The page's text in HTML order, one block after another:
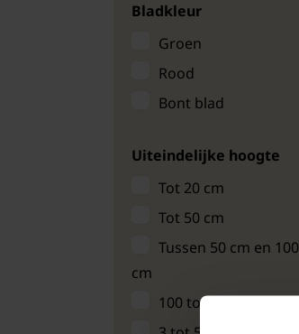
Bladkleur
Groen
Rood
Bont blad
Uiteindelijke hoogte
Tot 20 cm
Tot 50 cm
Tussen 50 cm en 100
cm
100 tot 300 cm